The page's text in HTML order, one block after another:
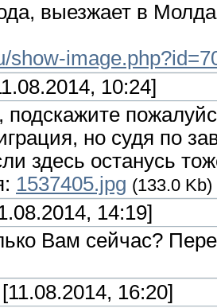
выезжает в
show-
10:24]
подскажите
но судя по
здесь останусь
1537405.jpg (133.0 Kb)
14:19]
Вам сейчас?
[11.08.2014, 16:20]